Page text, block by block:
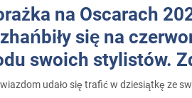
na Oscarach
się na
swoich stylistów.
udało się trafić w dziesiątkę ze